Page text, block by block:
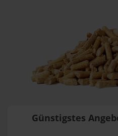
Günstigstes